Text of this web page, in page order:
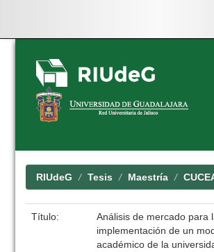
Skip
navigation
RIUdeG Tesis Maestría
Título:
Análisis de mercado para
implementación de un
académico de la